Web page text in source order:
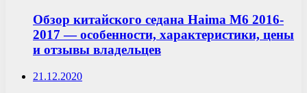
Обзор китайского седана Haima M6 2016-
2017 — особенности, характеристики, цены
и отзывы владельцев
21.12.2020